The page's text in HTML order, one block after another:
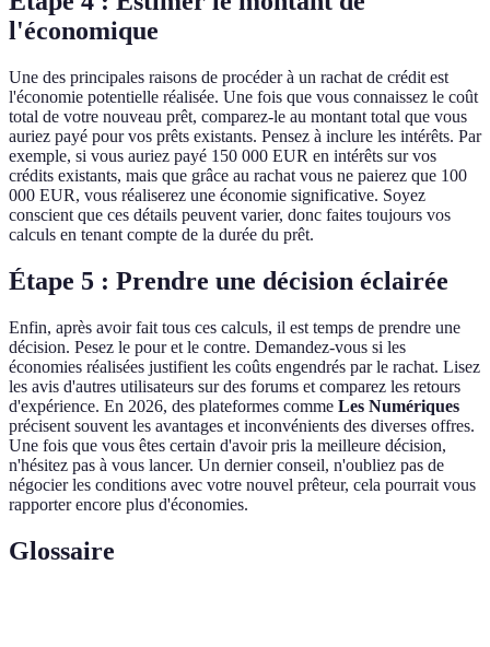
l'économique
Une des principales raisons de procéder à un rachat de crédit est
l'économie potentielle réalisée. Une fois que vous connaissez le coût
total de votre nouveau prêt, comparez-le au montant total que vous
auriez payé pour vos prêts existants. Pensez à inclure les intérêts. Par
exemple, si vous auriez payé 150 000 EUR en intérêts sur vos
crédits existants, mais que grâce au rachat vous ne paierez que 100
000 EUR, vous réaliserez une économie significative. Soyez
conscient que ces détails peuvent varier, donc faites toujours vos
calculs en tenant compte de la durée du prêt.
Étape 5 : Prendre une décision éclairée
Enfin, après avoir fait tous ces calculs, il est temps de prendre une
décision. Pesez le pour et le contre. Demandez-vous si les
économies réalisées justifient les coûts engendrés par le rachat. Lisez
les avis d'autres utilisateurs sur des forums et comparez les retours
d'expérience. En 2026, des plateformes comme Les Numériques
précisent souvent les avantages et inconvénients des diverses offres.
Une fois que vous êtes certain d'avoir pris la meilleure décision,
n'hésitez pas à vous lancer. Un dernier conseil, n'oubliez pas de
négocier les conditions avec votre nouvel prêteur, cela pourrait vous
rapporter encore plus d'économies.
Glossaire